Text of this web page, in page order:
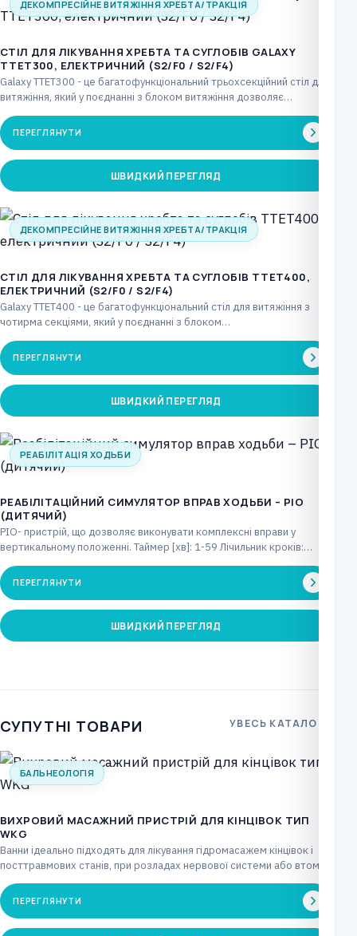
ДЕКОМПРЕСІЙНЕ ВИТЯЖІННЯ ХРЕБТА/ТРАКЦІЯ
CТІЛ ДЛЯ ЛІКУВАННЯ ХРЕБТА ТА СУГЛОБІВ GALAXY
TTET300, ЕЛЕКТРИЧНИЙ (S2/F0 / S2/F4)
Galaxy TTET300 - це багатофункціональний трьохсекційний стіл для
витяжіння, який у поєднанні з блоком витяжіння дозволяє…
ПЕРЕГЛЯНУТИ
ШВИДКИЙ ПЕРЕГЛЯД
ДЕКОМПРЕСІЙНЕ ВИТЯЖІННЯ ХРЕБТА/ТРАКЦІЯ
CТІЛ ДЛЯ ЛІКУВАННЯ ХРЕБТА ТА СУГЛОБІВ TTET400,
ЕЛЕКТРИЧНИЙ (S2/F0 / S2/F4)
Galaxy TTET400 - це багатофункціональний стіл для витяжіння з
чотирма секціями, який у поєднанні з блоком…
ПЕРЕГЛЯНУТИ
ШВИДКИЙ ПЕРЕГЛЯД
РЕАБІЛІТАЦІЯ ХОДЬБИ
РЕАБІЛІТАЦІЙНИЙ СИМУЛЯТОР ВПРАВ ХОДЬБИ – PIO
(ДИТЯЧИЙ)
PIO- пристрій, що дозволяє виконувати комплексні вправи у
вертикальному положенні. Таймер [хв]: 1-59 Лічильник кроків:
ПЕРЕГЛЯНУТИ
ШВИДКИЙ ПЕРЕГЛЯД
СУПУТНІ ТОВАРИ УВЕСЬ КАТАЛОГ
БАЛЬНЕОЛОГІЯ
ВИХРОВИЙ МАСАЖНИЙ ПРИСТРІЙ ДЛЯ КІНЦІВОК ТИП
WKG
Ванни ідеально підходять для лікування гідромасажем кінцівок і
посттравмових станів, при розладах нервової системи або втомі…
ПЕРЕГЛЯНУТИ